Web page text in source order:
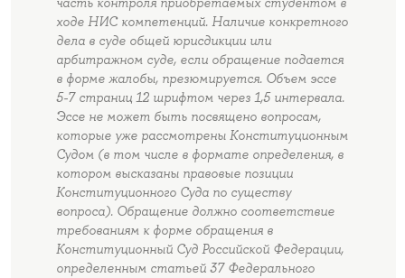
ходе НИС компетенций. Наличие конкретного
дела в суде общей юрисдикции или
арбитражном суде, если обращение подается
в форме жалобы, презюмируется. Объем эссе
5-7 страниц 12 шрифтом через 1,5 интервала.
Эссе не может быть посвящено вопросам,
которые уже рассмотрены Конституционным
Судом (в том числе в формате определения, в
котором высказаны правовые позиции
Конституционного Суда по существу
вопроса). Обращение должно соответствие
требованиям к форме обращения в
Конституционный Суд Российской Федерации,
определенным статьей 37 Федерального